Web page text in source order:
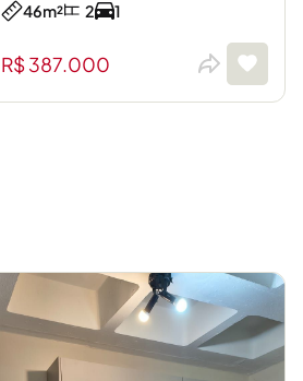
46m² 2 1
R$ 387.000